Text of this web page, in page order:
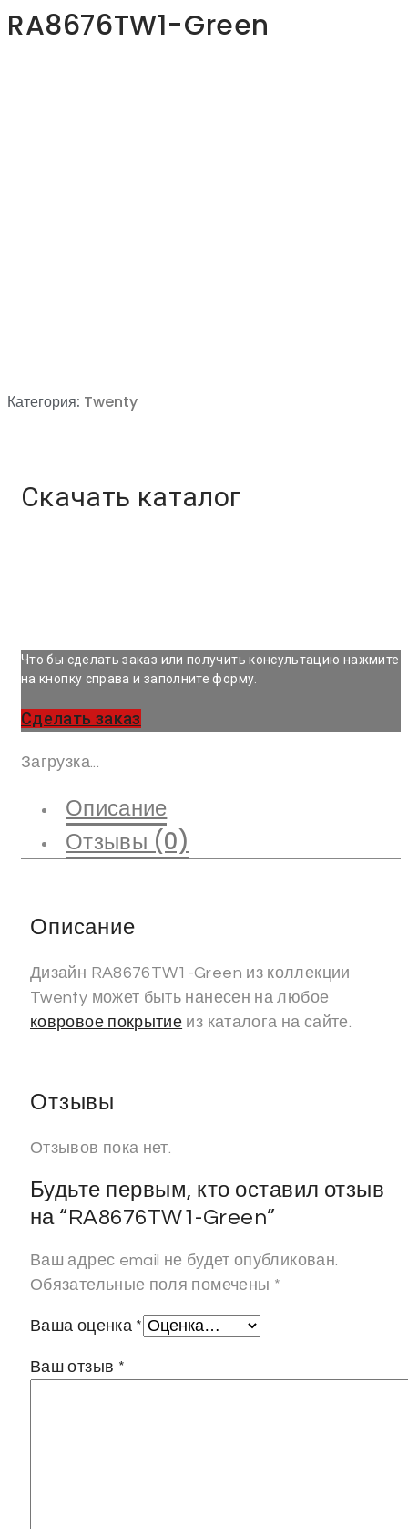
RA8676TW1-Green
Категория: Twenty
Скачать каталог
Что бы сделать заказ или получить консультацию нажмите
на кнопку справа и заполните форму.
Сделать заказ
Загрузка...
Описание
Отзывы (0)
Описание
Дизайн RA8676TW1-Green из коллекции
Twenty может быть нанесен на любое
ковровое покрытие из каталога на сайте.
Отзывы
Отзывов пока нет.
Будьте первым, кто оставил отзыв
на “RA8676TW1-Green”
Ваш адрес email не будет опубликован.
Обязательные поля помечены *
Ваша оценка *
Ваш отзыв *